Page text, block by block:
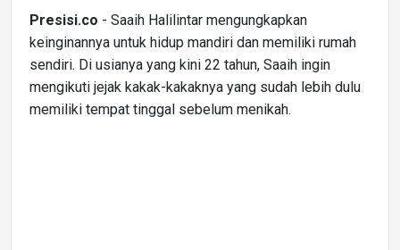
Presisi.co - Saaih Halilintar mengungkapkan
keinginannya untuk hidup mandiri dan memiliki rumah
sendiri. Di usianya yang kini 22 tahun, Saaih ingin
mengikuti jejak kakak-kakaknya yang sudah lebih dulu
memiliki tempat tinggal sebelum menikah.